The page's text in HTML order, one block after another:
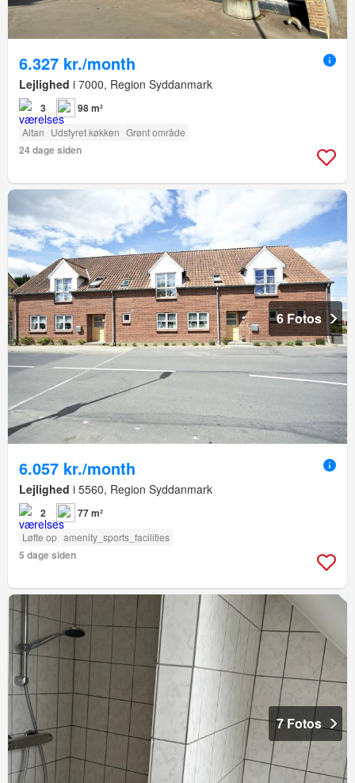
6.327 kr./month
Lejlighed i 7000, Region Syddanmark
3 98 m²
Altan Udstyret køkken Grønt område
24 dage siden
6 Fotos
6.057 kr./month
Lejlighed i 5560, Region Syddanmark
2 77 m²
Løfte op amenity_sports_facilities
5 dage siden
7 Fotos